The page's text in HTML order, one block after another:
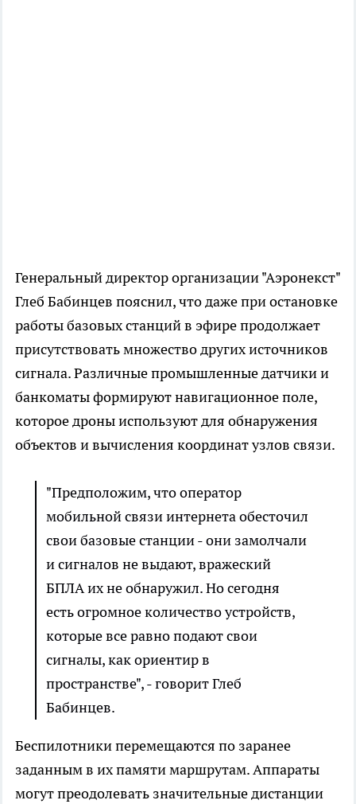
Генеральный директор организации "Аэронекст"
Глеб Бабинцев пояснил, что даже при остановке
работы базовых станций в эфире продолжает
присутствовать множество других источников
сигнала. Различные промышленные датчики и
банкоматы формируют навигационное поле,
которое дроны используют для обнаружения
объектов и вычисления координат узлов связи.
"Предположим, что оператор
мобильной связи интернета обесточил
свои базовые станции - они замолчали
и сигналов не выдают, вражеский
БПЛА их не обнаружил. Но сегодня
есть огромное количество устройств,
которые все равно подают свои
сигналы, как ориентир в
пространстве", - говорит Глеб
Бабинцев.
Беспилотники перемещаются по заранее
заданным в их памяти маршрутам. Аппараты
могут преодолевать значительные дистанции